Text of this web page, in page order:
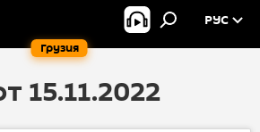
Грузия
РУС
15.11.2022